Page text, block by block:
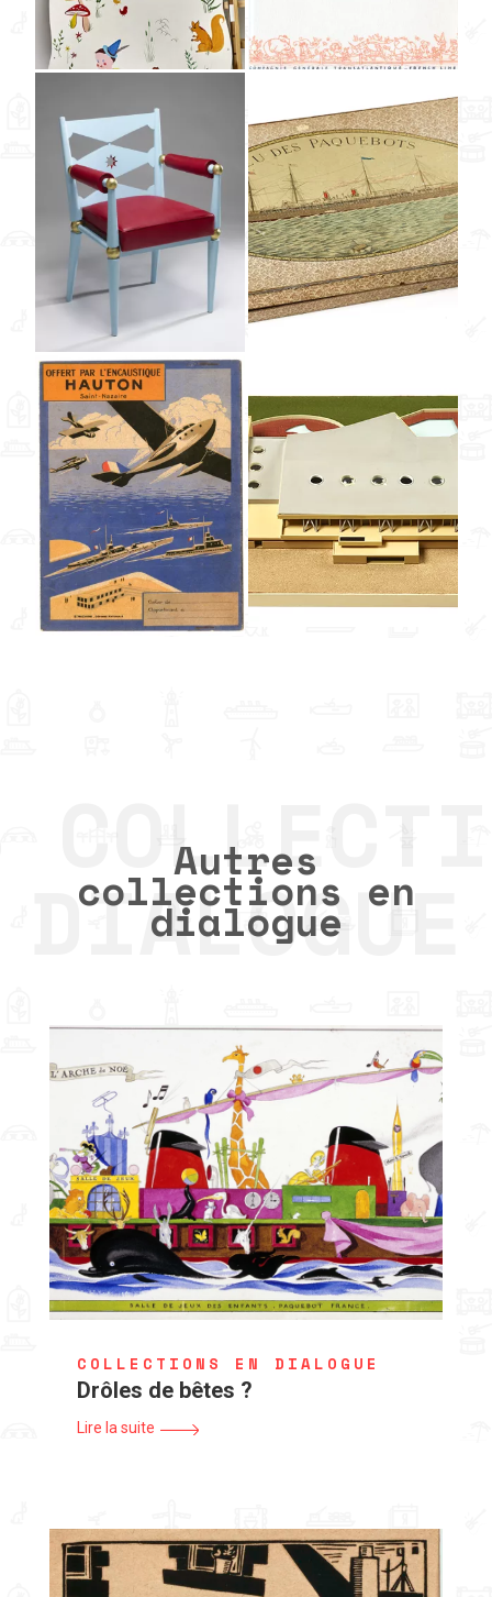
Autres
collections en
dialogue
COLLECTIONS EN DIALOGUE
Drôles de bêtes ?
Lire la suite